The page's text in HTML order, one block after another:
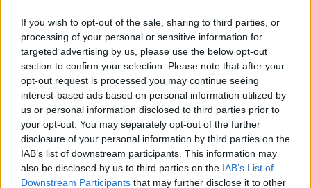
If you wish to opt-out of the sale, sharing to third parties, or
processing of your personal or sensitive information for
targeted advertising by us, please use the below opt-out
section to confirm your selection. Please note that after your
opt-out request is processed you may continue seeing
interest-based ads based on personal information utilized by
us or personal information disclosed to third parties prior to
your opt-out. You may separately opt-out of the further
disclosure of your personal information by third parties on the
IAB’s list of downstream participants. This information may
also be disclosed by us to third parties on the IAB’s List of
Downstream Participants that may further disclose it to other
σε αυτή την τριετία έδωσα αυτά τα τέσσερα Κύπελλα.
Πρώτα από όλα τον τίτλο του πρωταθλητή της Euroleague.